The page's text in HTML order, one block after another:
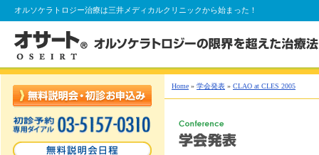
オルソケラトロジー治療は三井メディカルクリニックから始まった！
Home » 学会発表 » CLAO at CLES 2005